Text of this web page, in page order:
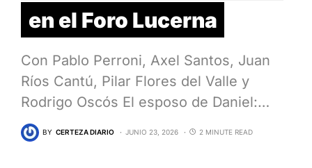
en el Foro Lucerna
Con Pablo Perroni, Axel Santos, Juan
Ríos Cantú, Pilar Flores del Valle y
Rodrigo Oscós El esposo de Daniel:…
BY CERTEZA DIARIO JUNIO 23, 2026 2 MINUTE READ